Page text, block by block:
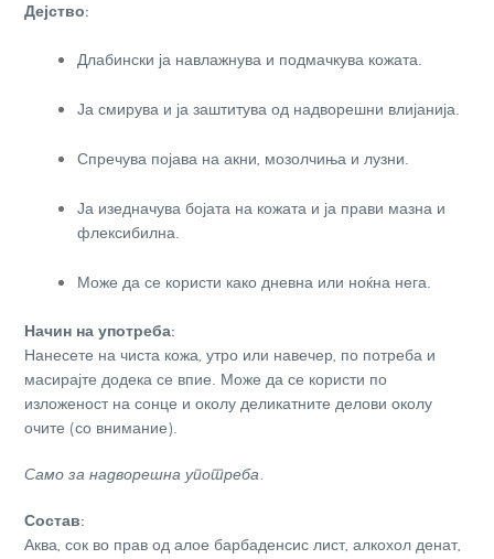
Дејство:
Длабински ја навлажнува и подмачкува кожата.
Ја смирува и ја заштитува од надворешни влијанија.
Спречува појава на акни, мозолчиња и лузни.
Ја изедначува бојата на кожата и ја прави мазна и
флексибилна.
Може да се користи како дневна или ноќна нега.
Начин на употреба:
Нанесете на чиста кожа, утро или навечер, по потреба и
масирајте додека се впие. Може да се користи по
изложеност на сонце и околу деликатните делови околу
очите (со внимание).
Само за надворешна употреба.
Состав:
Аква, сок во прав од алое барбаденсис лист, алкохол денат,